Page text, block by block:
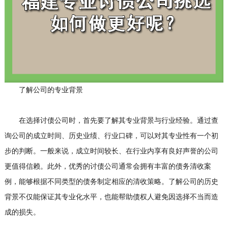
了解公司的专业背景
在选择讨债公司时，首先要了解其专业背景与行业经验。通过查
询公司的成立时间、历史业绩、行业口碑，可以对其专业性有一个初
步的判断。一般来说，成立时间较长、在行业内享有良好声誉的公司
更值得信赖。此外，优秀的讨债公司通常会拥有丰富的债务清收案
例，能够根据不同类型的债务制定相应的清收策略。了解公司的历史
背景不仅能保证其专业化水平，也能帮助债权人避免因选择不当而造
成的损失。